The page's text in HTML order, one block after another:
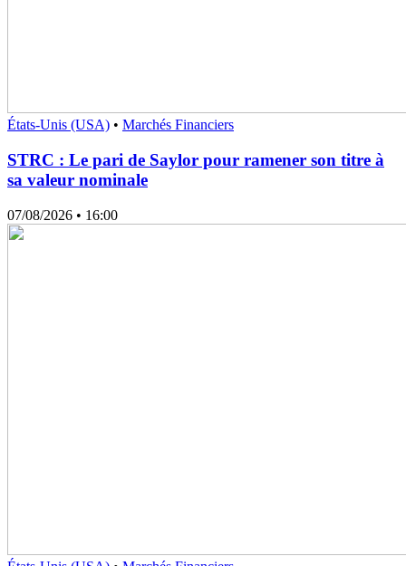
États-Unis (USA) • Marchés Financiers
STRC : Le pari de Saylor pour ramener son titre à
sa valeur nominale
07/08/2026 • 16:00